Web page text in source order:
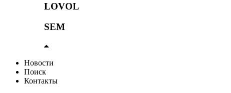
LOVOL
SEM
Новости
Поиск
Контакты